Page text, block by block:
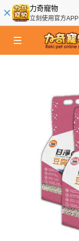
力奇寵物
立刻使用官方APP